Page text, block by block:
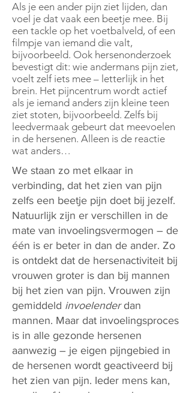
Als je een ander pijn ziet lijden, dan
voel je dat vaak een beetje mee. Bij
een tackle op het voetbalveld, of een
filmpje van iemand die valt,
bijvoorbeeld. Ook hersenonderzoek
bevestigt dit: wie andermans pijn ziet,
voelt zelf iets mee – letterlijk in het
brein. Het pijncentrum wordt actief
als je iemand anders zijn kleine teen
ziet stoten, bijvoorbeeld. Zelfs bij
leedvermaak gebeurt dat meevoelen
in de hersenen. Alleen is de reactie
wat anders…
We staan zo met elkaar in
verbinding, dat het zien van pijn
zelfs een beetje pijn doet bij jezelf.
Natuurlijk zijn er verschillen in de
mate van invoelingsvermogen – de
één is er beter in dan de ander. Zo
is ontdekt dat de hersenactiviteit bij
vrouwen groter is dan bij mannen
bij het zien van pijn. Vrouwen zijn
gemiddeld invoelenderdan
mannen. Maar dat invoelingsproces
is in alle gezonde hersenen
aanwezig – je eigen pijngebied in
de hersenen wordt geactiveerd bij
het zien van pijn. Ieder mens kan,